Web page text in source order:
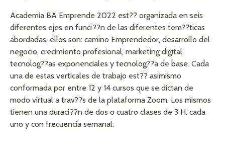
Academia BA Emprende 2022 est?? organizada en seis
diferentes ejes en funci??n de las diferentes tem??ticas
abordadas, ellos son: camino Emprendedor, desarrollo del
negocio, crecimiento profesional, marketing digital,
tecnolog??as exponenciales y tecnolog??a de base. Cada
una de estas verticales de trabajo est?? asimismo
conformada por entre 12 y 14 cursos que se dictan de
modo virtual a trav??s de la plataforma Zoom. Los mismos
tienen una duraci??n de dos o cuatro clases de 3 H. cada
uno y con frecuencia semanal.